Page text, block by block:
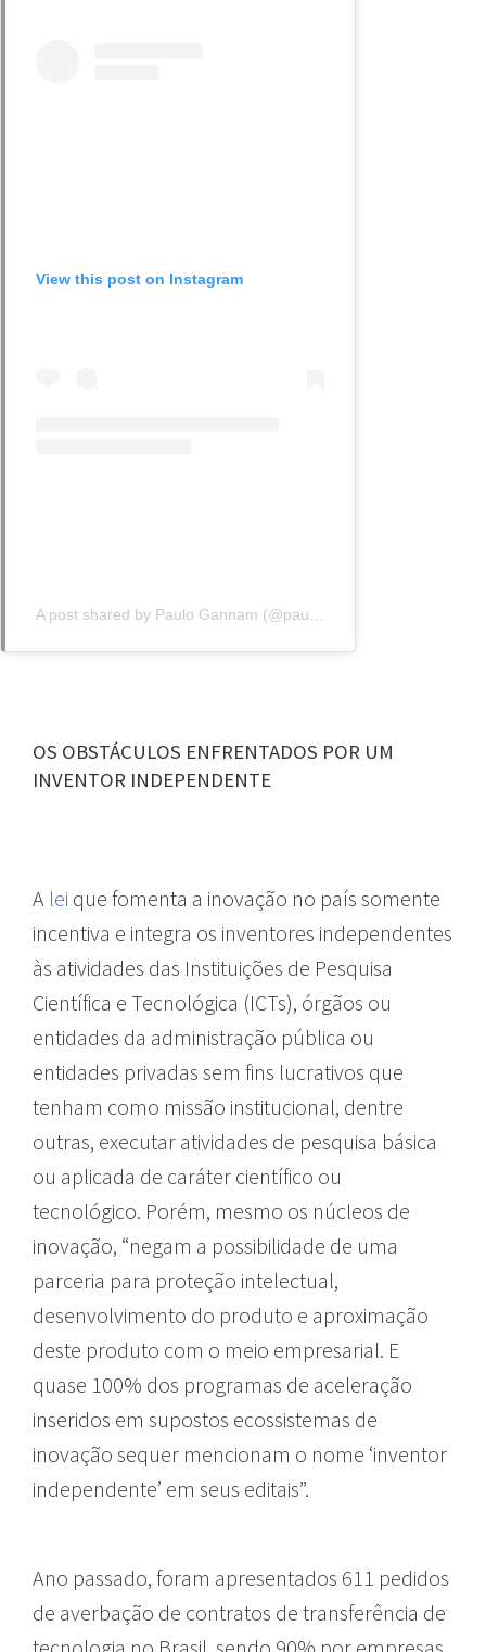
View this post on Instagram
OS OBSTÁCULOS ENFRENTADOS POR UM
INVENTOR INDEPENDENTE
A lei que fomenta a inovação no país somente
incentiva e integra os inventores independentes
às atividades das Instituições de Pesquisa
Científica e Tecnológica (ICTs), órgãos ou
entidades da administração pública ou
entidades privadas sem fins lucrativos que
tenham como missão institucional, dentre
outras, executar atividades de pesquisa básica
ou aplicada de caráter científico ou
tecnológico. Porém, mesmo os núcleos de
inovação, “negam a possibilidade de uma
parceria para proteção intelectual,
desenvolvimento do produto e aproximação
deste produto com o meio empresarial. E
quase 100% dos programas de aceleração
inseridos em supostos ecossistemas de
inovação sequer mencionam o nome ‘inventor
independente’ em seus editais”.
Ano passado, foram apresentados 611 pedidos
de averbação de contratos de transferência de